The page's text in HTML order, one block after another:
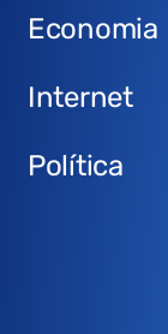
Economia
Internet
Política